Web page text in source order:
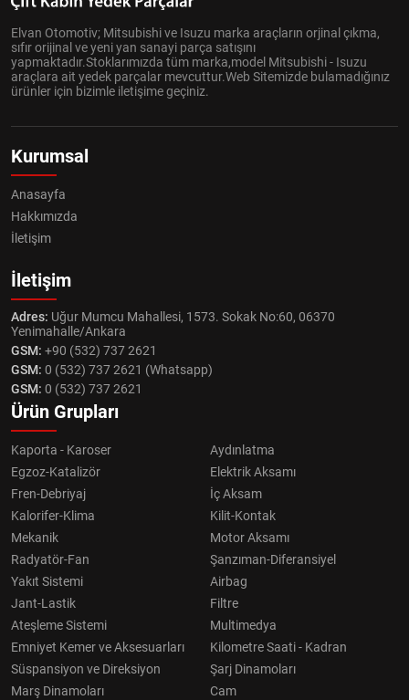
Elvan Otomotiv; Mitsubishi ve Isuzu marka araçların orjinal çıkma,
sıfır orijinal ve yeni yan sanayi parça satışını
yapmaktadır.Stoklarımızda tüm marka,model Mitsubishi - Isuzu
araçlara ait yedek parçalar mevcuttur.Web Sitemizde bulamadığınız
ürünler için bizimle iletişime geçiniz.
Kurumsal
Anasayfa
Hakkımızda
İletişim
İletişim
Adres: Uğur Mumcu Mahallesi, 1573. Sokak No:60, 06370
Yenimahalle/Ankara
GSM: +90 (532) 737 2621
GSM: 0 (532) 737 2621 (Whatsapp)
GSM: 0 (532) 737 2621
Ürün Grupları
Kaporta - Karoser
Aydınlatma
Egzoz-Katalizör
Elektrik Aksamı
Fren-Debriyaj
İç Aksam
Kalorifer-Klima
Kilit-Kontak
Mekanik
Motor Aksamı
Radyatör-Fan
Şanzıman-Diferansiyel
Yakıt Sistemi
Airbag
Jant-Lastik
Filtre
Ateşleme Sistemi
Multimedya
Emniyet Kemer ve Aksesuarları
Kilometre Saati - Kadran
Süspansiyon ve Direksiyon
Şarj Dinamoları
Marş Dinamoları
Cam